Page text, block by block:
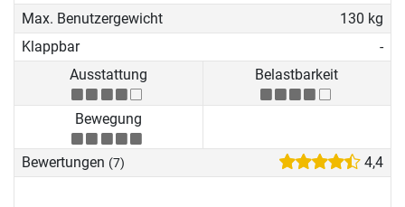
Max. Benutzergewicht
130 kg
Klappbar
-
Ausstattung
Belastbarkeit
Bewegung
Bewertungen (7) 4,4